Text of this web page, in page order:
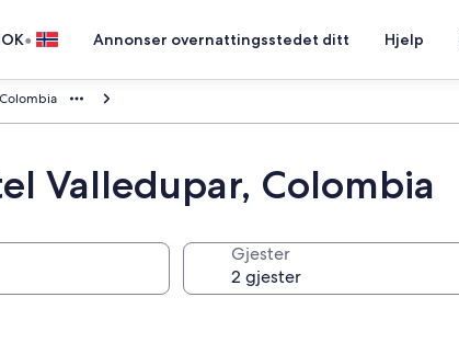
• Annonser overnattingsstedet ditt Hjelp
Valledupar, Colombia
Gjester